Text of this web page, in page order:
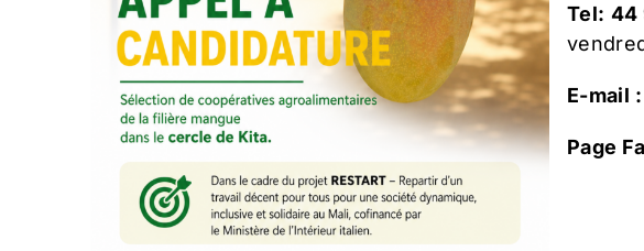
Tel: 44
E-mail :
Page